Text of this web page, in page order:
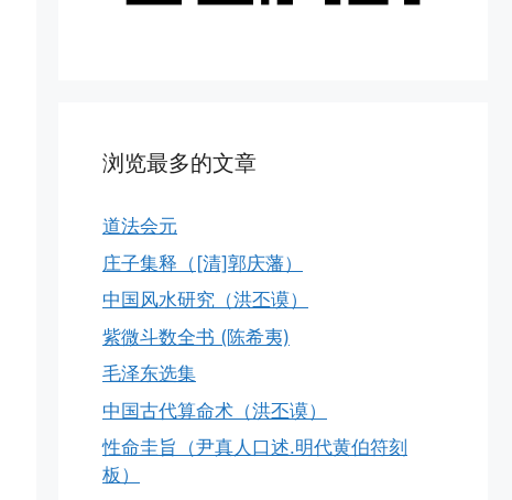
浏览最多的文章
道法会元
庄子集释（[清]郭庆藩）
中国风水研究（洪丕谟）
紫微斗数全书 (陈希夷)
毛泽东选集
中国古代算命术（洪丕谟）
性命圭旨（尹真人口述.明代黄伯符刻
板）